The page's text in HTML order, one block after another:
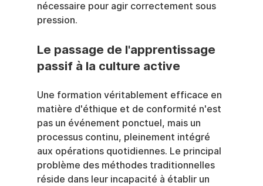
nécessaire pour agir correctement sous
pression.
Le passage de l'apprentissage
passif à la culture active
Une formation véritablement efficace en
matière d'éthique et de conformité n'est
pas un événement ponctuel, mais un
processus continu, pleinement intégré
aux opérations quotidiennes. Le principal
problème des méthodes traditionnelles
réside dans leur incapacité à établir un